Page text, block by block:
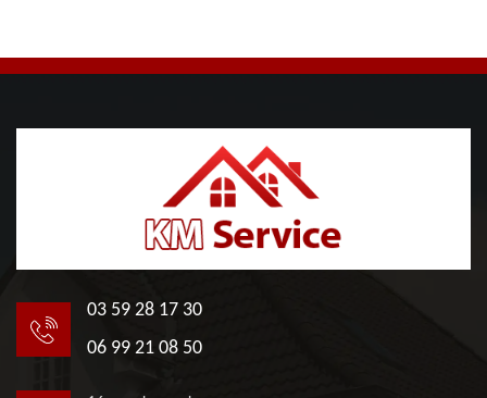
03 59 28 17 30
06 99 21 08 50